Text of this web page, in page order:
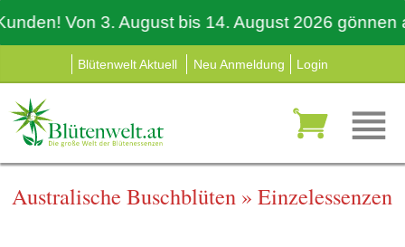
Von 3. August bis 14. August 2026 gönnen
Blütenwelt Aktuell Neu Anmeldung Login
Australische Buschblüten » Einzelessenzen